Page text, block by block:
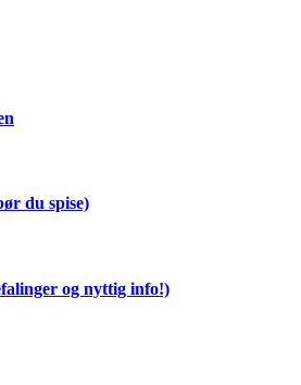
du spise)
og nyttig info!)